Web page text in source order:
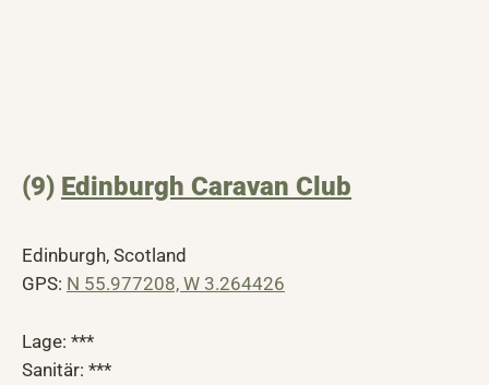
(9) Edinburgh Caravan Club
Edinburgh, Scotland
GPS: N 55.977208, W 3.264426
Lage: ***
Sanitär: ***